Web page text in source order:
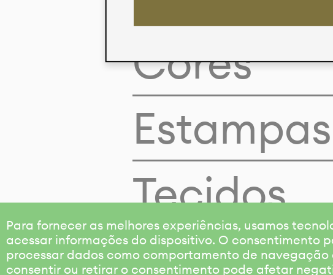
Para fornecer as melhores experiências, usamos
acessar informações do dispositivo. O consentimento
processar dados como comportamento de navegação
consentir ou retirar o consentimento pode afetar
Cores
Estampas
Tecidos